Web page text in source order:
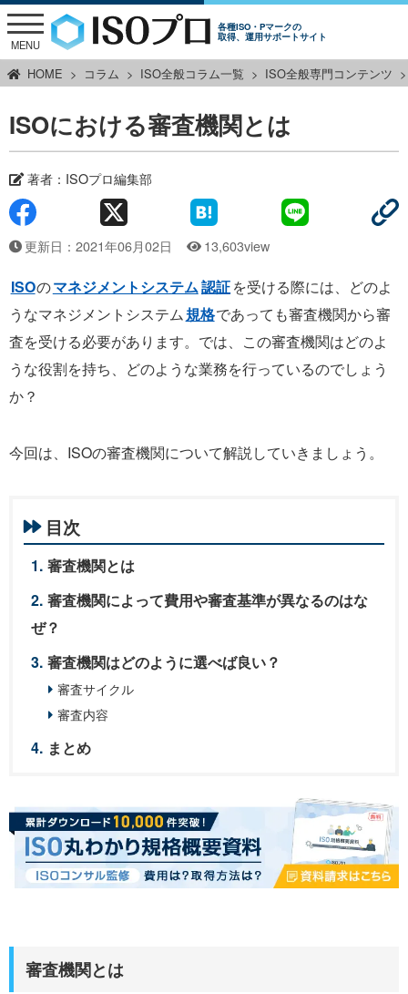
各種ISO・Pマークの
取得、運用サポートサイト
MENU
HOME コラム ISO全般コラム一覧 ISO全般専門コンテンツ
ISOにおける審査機関とは
著者： ISOプロ編集部
更新日：2021年06月02日 13,603view
ISOのマネジメントシステム認証を受ける際には、どのよ
うなマネジメントシステム規格であっても審査機関から審
査を受ける必要があります。では、この審査機関はどのよ
うな役割を持ち、どのような業務を行っているのでしょう
か？
今回は、ISOの審査機関について解説していきましょう。
目次
審査機関とは
審査機関によって費用や審査基準が異なるのはな
ぜ？
審査機関はどのように選べば良い？
審査サイクル
審査内容
まとめ
審査機関とは